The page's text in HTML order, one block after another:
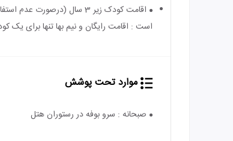
است : اقامت رایگان و نیم بها تنها برای یک
موارد تحت پوشش
صبحانه : سرو بوفه در رستوران هتل